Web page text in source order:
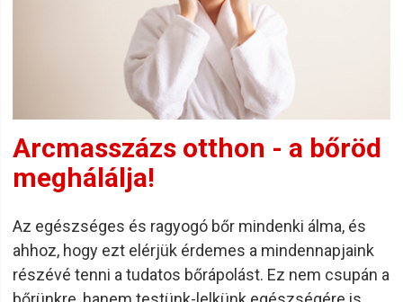
Arcmasszázs otthon - a bőröd
meghálálja!
Az egészséges és ragyogó bőr mindenki álma, és
ahhoz, hogy ezt elérjük érdemes a mindennapjaink
részévé tenni a tudatos bőrápolást. Ez nem csupán a